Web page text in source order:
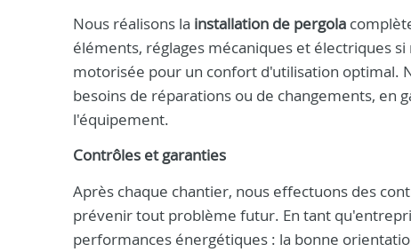
Nous réalisons la installation de pergola
éléments, réglages mécaniques et électriques
motorisée pour un confort d'utilisation optimal.
besoins de réparations ou de changements, en
l'équipement.
Contrôles et garanties
Après chaque chantier, nous effectuons des
prévenir tout problème futur. En tant
performances énergétiques : la bonne